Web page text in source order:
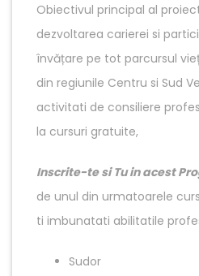
Obiectivul principal al
dezvoltarea carierei si
învățare pe tot parcursul
din regiunile Centru si Sud
activitati de consiliere
la cursuri gratuite,
Inscrite-te si Tu in acest
de unul din urmatoarele
ti imbunatati abilitatile
Sudor